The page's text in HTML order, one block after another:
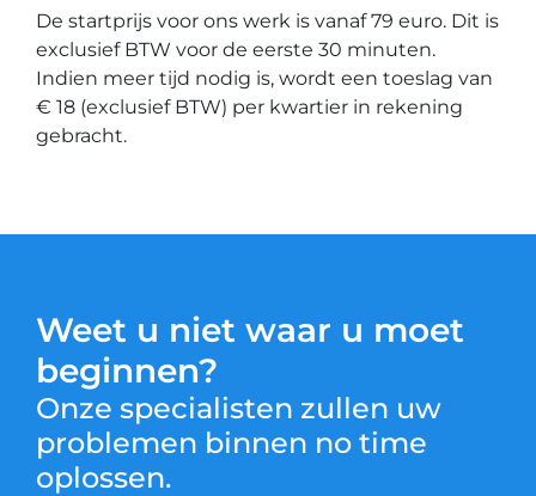
De startprijs voor ons werk is vanaf 79 euro. Dit is
exclusief BTW voor de eerste 30 minuten.
Indien meer tijd nodig is, wordt een toeslag van
€ 18 (exclusief BTW) per kwartier in rekening
gebracht.
Weet u niet waar u moet
beginnen?
Onze specialisten zullen uw
problemen binnen no time
oplossen.